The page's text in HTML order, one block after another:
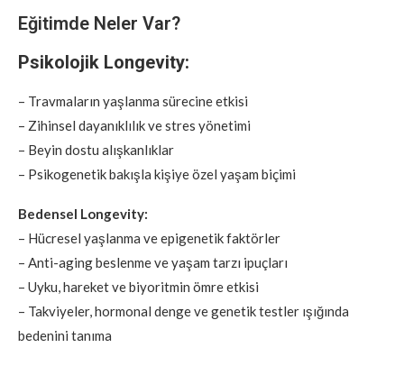
Eğitimde Neler Var?
Psikolojik Longevity:
– Travmaların yaşlanma sürecine etkisi
– Zihinsel dayanıklılık ve stres yönetimi
– Beyin dostu alışkanlıklar
– Psikogenetik bakışla kişiye özel yaşam biçimi
Bedensel Longevity:
– Hücresel yaşlanma ve epigenetik faktörler
– Anti-aging beslenme ve yaşam tarzı ipuçları
– Uyku, hareket ve biyoritmin ömre etkisi
– Takviyeler, hormonal denge ve genetik testler ışığında
bedenini tanıma